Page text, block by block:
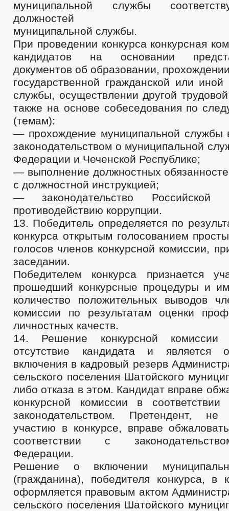
муниципальной службы
должностей
муниципальной службы.
При проведении конкурса конкурсная
кандидатов на основании
документов об образовании,
государственной гражданской или иной
службы, осуществлении другой
также на основе собеседования по
(темам):
— прохождение муниципальной службы
законодательством о муниципальной
Федерации и Чеченской Республике;
— выполнение должностных
с должностной инструкцией;
— законодательство Российской
противодействию коррупции.
13. Победитель определяется по
конкурса открытым голосованием
голосов членов конкурсной комиссии,
заседании.
Победителем конкурса признается
прошедший конкурсные процедуры и
количество положительных выводов
комиссии по результатам оценки
личностных качеств.
14. Решение конкурсной комиссии
отсутствие кандидата и является
включения в кадровый резерв
сельского поселения Шатойского
либо отказа в этом. Кандидат вправе
конкурсной комиссии в
законодательством. Претендент,
участию в конкурсе, вправе
соответствии с
Федерации.
Решение о включении
(гражданина), победителя конкурса, в
оформляется правовым актом
сельского поселения Шатойского